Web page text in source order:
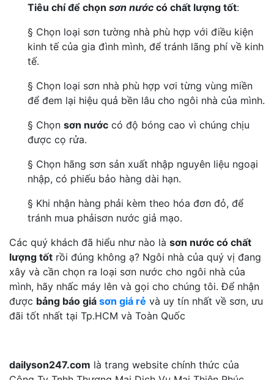
Tiêu chí để chọn sơn nước có chất lượng tốt:
§ Chọn loại sơn tường nhà phù hợp với điều kiện
kinh tế của gia đình mình, để tránh lãng phí về kinh
tế.
§ Chọn loại sơn nhà phù hợp vơi từng vùng miền
để đem lại hiệu quả bền lâu cho ngôi nhà của mình.
§ Chọn sơn nước có độ bóng cao vì chúng chịu
được cọ rửa.
§ Chọn hãng sơn sản xuất nhập nguyên liệu ngoại
nhập, có phiếu bảo hàng dài hạn.
§ Khi nhận hàng phải kèm theo hóa đơn đỏ, để
tránh mua phảisơn nước giả mạo.
Các quý khách đã hiểu như nào là sơn nước có chất
lượng tốt rồi đúng không ạ? Ngôi nhà của quý vị đang
xây và cần chọn ra loại sơn nước cho ngôi nhà của
mình, hãy nhấc máy lên và gọi cho chúng tôi. Để nhận
được bảng báo giá sơn giá rẻ và uy tín nhất về sơn, ưu
đãi tốt nhất tại Tp.HCM và Toàn Quốc
dailyson247.com là trang website chính thức của